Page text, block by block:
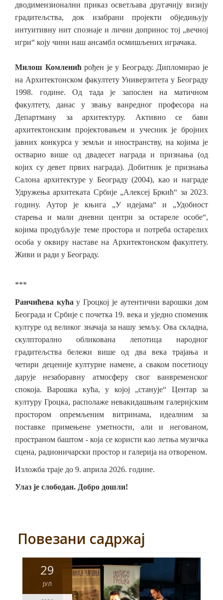
дводимензионални приказ осветљава другачију визију
градитељства, док изабрани пројекти обједињују
интуитивну нит спознаје и лични допринос тој „вечној
игри“ коју чини наш ансамбл осмишљених играчака.
Милош Комленић рођен је у Београду. Дипломирао је
на Архитектонском факултету Универзитета у Београду
1998. године. Од тада је запослен на матичном
факултету, данас у звању ванредног професора на
Департману за архитектуру. Активно се бави
архитектонским пројектовањем и учесник је бројних
јавних конкурса у земљи и иностранству, на којима је
остварио више од двадесет награда и признања (од
којих су девет првих награда). Добитник је признања
Салона архитектуре у Београду (2004), као и награде
Удружења архитеката Србије „Алексеј Бркић“ за 2023.
годину. Аутор је књига „У идејама“ и „Удобност
старења и мали дневни центри за остареле особе“,
којима продубљује теме простора и потреба остарелих
особа у оквиру наставе на Архитектонском факултету.
Живи и ради у Београду.
***
Ранчићева кућа у Гроцкој је аутентични варошки дом
Београда и Србије с почетка 19. века и уједно споменик
културе од великог значаја за нашу земљу. Ова складна,
скулпторално обликована лепотица народног
градитељства бележи више од два века трајања и
четири деценије културне намене, а сваком посетиоцу
дарује незаборавну атмосферу свог ванвременског
спокоја. Варошка кућа, у којој „станује“ Центар за
културу Гроцка, располаже невакидашњим галеријским
простором опремљеним витринама, идеалним за
поставке примењене уметности, али и негованом,
пространом баштом - која се користи као летња музичка
сцена, радионичарски простор и галерија на отвореном.
Изложба траје до 9. априла 2026. године.
Улаз је слободан. Добро дошли!
Повезани садржај
29
ЈУЛ